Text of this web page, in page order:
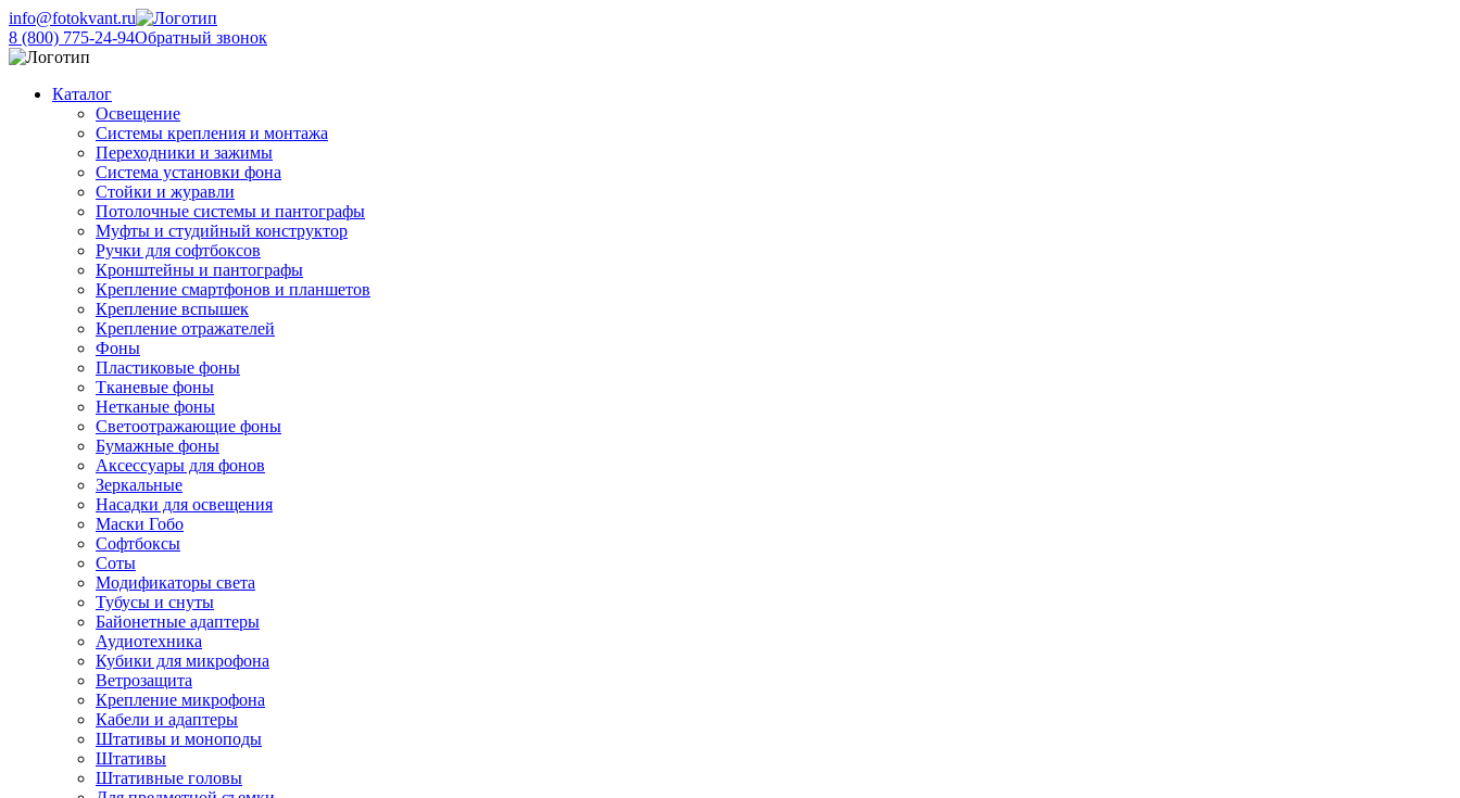
info@fotokvant.ru
8 (800) 775-24-94Обратный звонок
Каталог
Освещение
Системы крепления и монтажа
Переходники и зажимы
Система установки фона
Стойки и журавли
Потолочные системы и пантографы
Муфты и студийный конструктор
Ручки для софтбоксов
Кронштейны и пантографы
Крепление смартфонов и планшетов
Крепление вспышек
Крепление отражателей
Фоны
Пластиковые фоны
Тканевые фоны
Нетканые фоны
Светоотражающие фоны
Бумажные фоны
Аксессуары для фонов
Зеркальные
Насадки для освещения
Маски Гобо
Софтбоксы
Соты
Модификаторы света
Тубусы и снуты
Байонетные адаптеры
Аудиотехника
Кубики для микрофона
Ветрозащита
Крепление микрофона
Кабели и адаптеры
Штативы и моноподы
Штативы
Штативные головы